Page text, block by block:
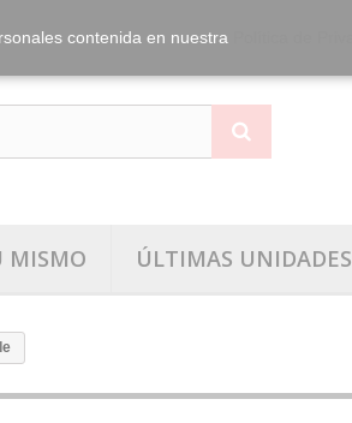
Tel.: info@washitape.es
MISMO ÚLTIMAS UNIDADES
contenida en nuestra